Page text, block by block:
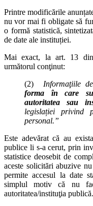
Printre modificările
nu vor mai fi obligate să
o formă statistică,
de date ale instituției.
Mai exact, la art. 13
următorul conţinut:
(2) Informaţiile
forma în care
autoritatea sau
legislației privind
personal.”
Este adevărat că au
publice li s-a cerut, prin
statistice deosebit de
aceste solicitări abuzive
permite accesul la date
simplul motiv că nu
autoritatea/instituţia publică.